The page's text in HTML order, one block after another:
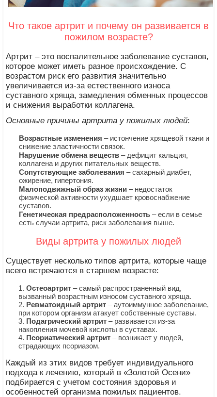
Что такое артрит и почему он развивается в
пожилом возрасте?
Артрит – это воспалительное заболевание суставов,
которое может иметь разное происхождение. С
возрастом риск его развития значительно
увеличивается из-за естественного износа
суставного хряща, замедления обменных процессов
и снижения выработки коллагена.
Основные причины артрита у пожилых людей:
Возрастные изменения – истончение хрящевой ткани и
снижение эластичности связок.
Нарушение обмена веществ – дефицит кальция,
коллагена и других питательных веществ.
Сопутствующие заболевания – сахарный диабет,
ожирение, гипертония.
Малоподвижный образ жизни – недостаток
физической активности ухудшает кровоснабжение
суставов.
Генетическая предрасположенность – если в семье
есть случаи артрита, риск заболевания выше.
Виды артрита у пожилых людей
Существует несколько типов артрита, которые чаще
всего встречаются в старшем возрасте:
Остеоартрит – самый распространенный вид,
вызванный возрастным износом суставного хряща.
Ревматоидный артрит – аутоиммунное заболевание,
при котором организм атакует собственные суставы.
Подагрический артрит – развивается из-за
накопления мочевой кислоты в суставах.
Псориатический артрит – возникает у людей,
страдающих псориазом.
Каждый из этих видов требует индивидуального
подхода к лечению, который в «Золотой Осени»
подбирается с учетом состояния здоровья и
особенностей организма пожилых пациентов.